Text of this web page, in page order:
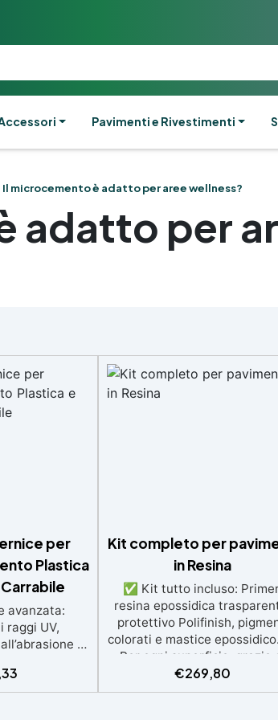
Pavimenti e Rivestimenti
Il microcemento è adatto per aree wellness?
adatto per
per
Plastica
avanzata:
raggi UV,
e
piastrelle
o altre
Kit completo per
in Resina
✅ Kit tutto incluso:
resina epossidica
protettivo Polifinish,
colorati e mastice
Per ogni superficie: grazie
primer universale è
sia su calcestruzzo,
€269,80